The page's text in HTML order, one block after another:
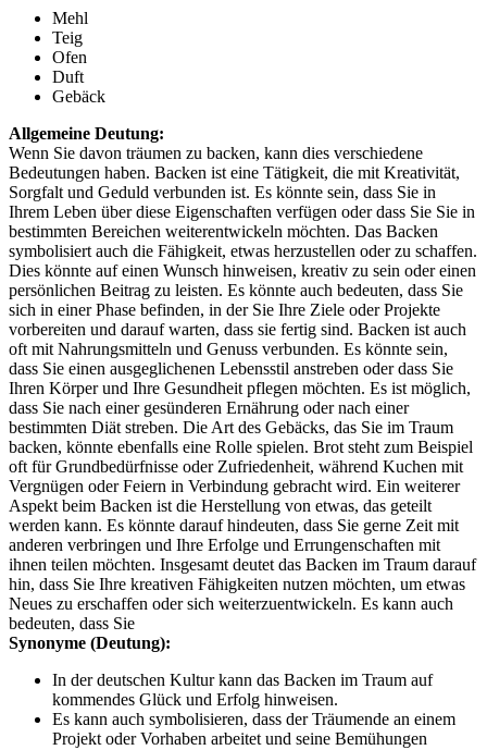
Mehl
Teig
Ofen
Duft
Gebäck
Allgemeine Deutung:
Wenn Sie davon träumen zu backen, kann dies verschiedene
Bedeutungen haben. Backen ist eine Tätigkeit, die mit Kreativität,
Sorgfalt und Geduld verbunden ist. Es könnte sein, dass Sie in
Ihrem Leben über diese Eigenschaften verfügen oder dass Sie Sie in
bestimmten Bereichen weiterentwickeln möchten. Das Backen
symbolisiert auch die Fähigkeit, etwas herzustellen oder zu schaffen.
Dies könnte auf einen Wunsch hinweisen, kreativ zu sein oder einen
persönlichen Beitrag zu leisten. Es könnte auch bedeuten, dass Sie
sich in einer Phase befinden, in der Sie Ihre Ziele oder Projekte
vorbereiten und darauf warten, dass sie fertig sind. Backen ist auch
oft mit Nahrungsmitteln und Genuss verbunden. Es könnte sein,
dass Sie einen ausgeglichenen Lebensstil anstreben oder dass Sie
Ihren Körper und Ihre Gesundheit pflegen möchten. Es ist möglich,
dass Sie nach einer gesünderen Ernährung oder nach einer
bestimmten Diät streben. Die Art des Gebäcks, das Sie im Traum
backen, könnte ebenfalls eine Rolle spielen. Brot steht zum Beispiel
oft für Grundbedürfnisse oder Zufriedenheit, während Kuchen mit
Vergnügen oder Feiern in Verbindung gebracht wird. Ein weiterer
Aspekt beim Backen ist die Herstellung von etwas, das geteilt
werden kann. Es könnte darauf hindeuten, dass Sie gerne Zeit mit
anderen verbringen und Ihre Erfolge und Errungenschaften mit
ihnen teilen möchten. Insgesamt deutet das Backen im Traum darauf
hin, dass Sie Ihre kreativen Fähigkeiten nutzen möchten, um etwas
Neues zu erschaffen oder sich weiterzuentwickeln. Es kann auch
bedeuten, dass Sie
Synonyme (Deutung):
In der deutschen Kultur kann das Backen im Traum auf
kommendes Glück und Erfolg hinweisen.
Es kann auch symbolisieren, dass der Träumende an einem
Projekt oder Vorhaben arbeitet und seine Bemühungen